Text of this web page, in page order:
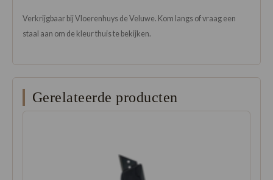
Verkrijgbaar bij Vloerenhuys de Veluwe. Kom langs of vraag een
staal aan om de kleur thuis te bekijken.
Gerelateerde producten